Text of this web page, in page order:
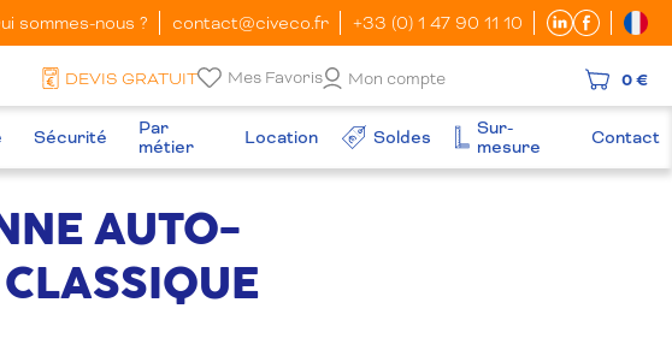
sommes-nous ? contact@civeco.fr +33 (0) 1 47 90 11 10
DEVIS GRATUIT Mes Favoris Mon compte 0 €
Sécurité
Par
métier
Location Soldes
Sur-
mesure
Contact
AUTO-